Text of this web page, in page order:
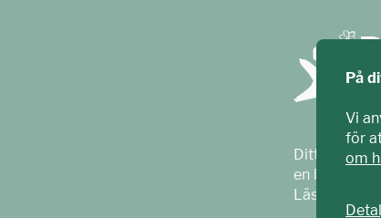
Ditt ECPAT
en
Läs mer på
På
Vi
för
om